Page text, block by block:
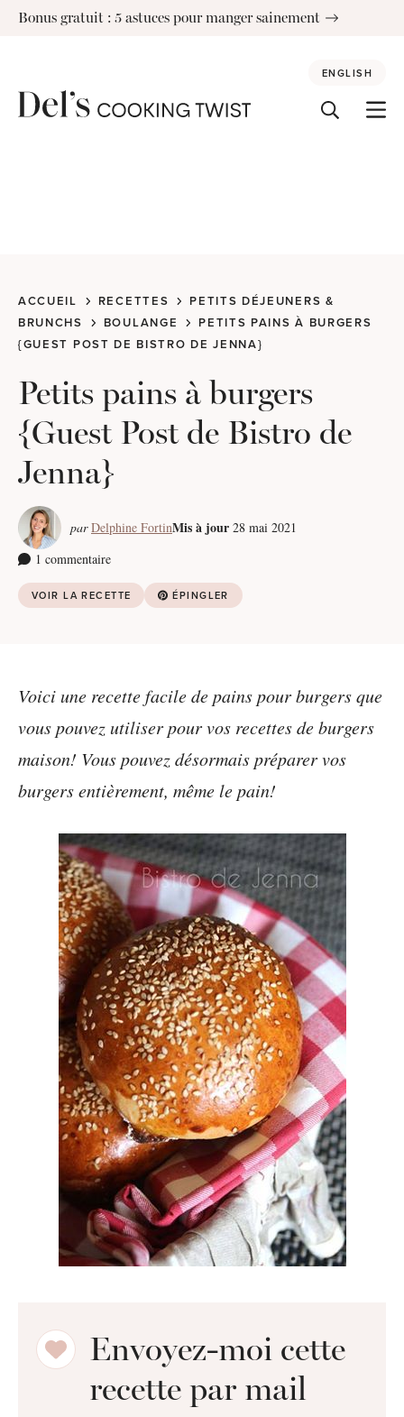
SkipBonus gratuit : 5 astuces pour manger sainement
ENGLISH
ACCUEIL RECETTES
PETITS DÉJEUNERS &
BRUNCHS
BOULANGE
PETITS PAINS À BURGERS
{GUEST POST DE BISTRO DE JENNA}
Petits pains à burgers
{Guest Post de Bistro de
Jenna}
par Delphine FortinMis à jour 28 mai 2021
1 commentaire
VOIR LA RECETTE ÉPINGLER
Voici une recette facile de pains pour burgers que
vous pouvez utiliser pour vos recettes de burgers
maison! Vous pouvez désormais préparer vos
burgers entièrement, même le pain!
Envoyez-moi cette
recette par mail